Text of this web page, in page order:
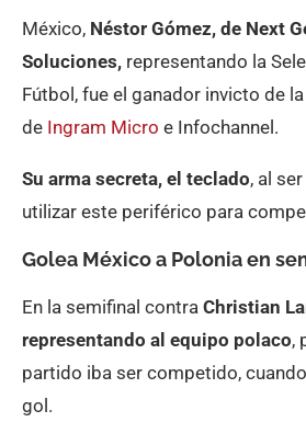
México, Néstor Gómez, de Next
Soluciones, representando la
Fútbol, fue el ganador invicto de
de Ingram Micro e Infochannel.
Su arma secreta, el teclado, al
utilizar este periférico para
Golea México a Polonia en
En la semifinal contra Christian
representando al equipo polaco,
partido iba ser competido,
gol.